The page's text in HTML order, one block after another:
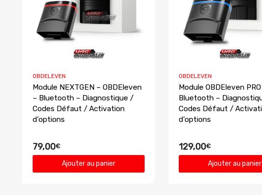
OBDELEVEN
Module NEXTGEN – OBDEleven
– Bluetooth – Diagnostique /
Codes Défaut / Activation
d’options
79,00€
Ajouter au panier
OBDELEVEN
Module OBDEleven
Bluetooth –
Codes Défaut /
d’options
129,00€
Ajouter au panier